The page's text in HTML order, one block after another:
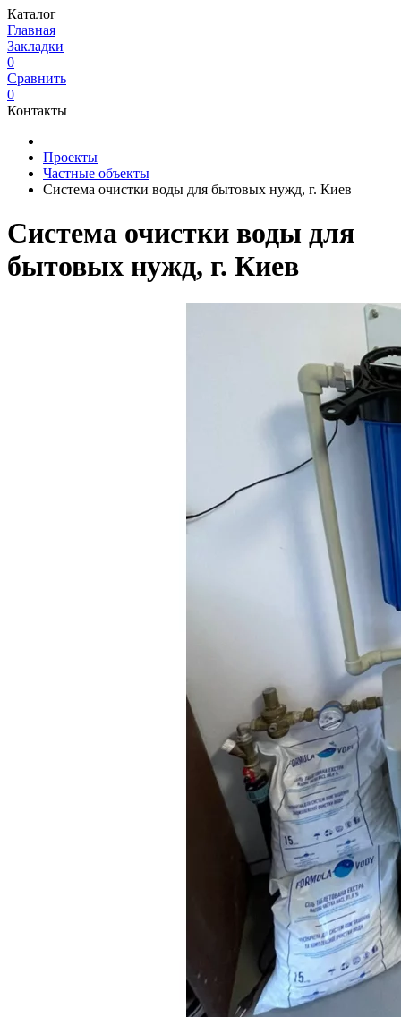
Каталог
Главная
Закладки
0
Сравнить
0
Контакты
Проекты
Частные объекты
Система очистки воды для бытовых нужд, г. Киев
Система очистки воды для
бытовых нужд, г. Киев